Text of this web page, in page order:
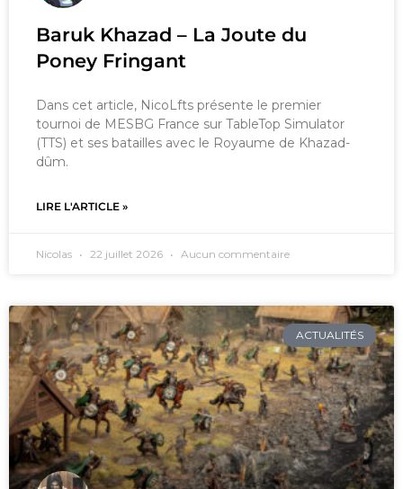
Baruk Khazad – La Joute du
Poney Fringant
Dans cet article, NicoLfts présente le premier
tournoi de MESBG France sur TableTop Simulator
(TTS) et ses batailles avec le Royaume de Khazad-
dûm.
LIRE L'ARTICLE »
Nicolas 22 juillet 2026 Aucun commentaire
ACTUALITÉS